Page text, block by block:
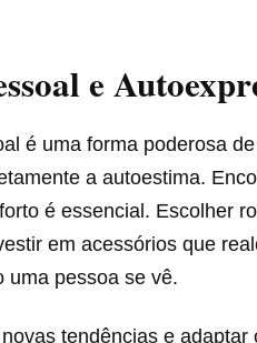
e
é uma forma poderosa
a autoestima.
é essencial. Escolher
em acessórios que
uma pessoa se vê.
tendências e